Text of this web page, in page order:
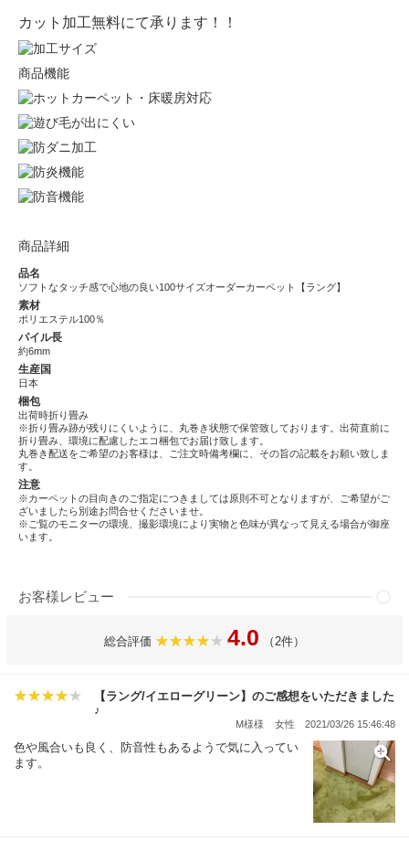
カット加工無料にて承ります！！
商品機能
商品詳細
品名
ソフトなタッチ感で心地の良い100サイズオーダーカーペット【ラング】
素材
ポリエステル100％
パイル長
約6mm
生産国
日本
梱包
出荷時折り畳み
※折り畳み跡が残りにくいように、丸巻き状態で保管致しております。出荷直前に
折り畳み、環境に配慮したエコ梱包でお届け致します。
丸巻き配送をご希望のお客様は、ご注文時備考欄に、その旨の記載をお願い致しま
す。
注意
※カーペットの目向きのご指定につきましては原則不可となりますが、ご希望がご
ざいましたら別途お問合せくださいませ。
※ご覧のモニターの環境、撮影環境により実物と色味が異なって見える場合が御座
います。
お客様レビュー
総合評価 4.0 （2件）
【ラング/イエローグリーン】のご感想をいただきました
♪
M様様 女性 2021/03/26 15:46:48
色や風合いも良く、防音性もあるようで気に入ってい
ます。